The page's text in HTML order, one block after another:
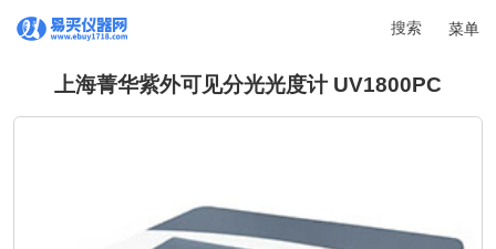
搜索 菜单
上海菁华紫外可见分光光度计 UV1800PC